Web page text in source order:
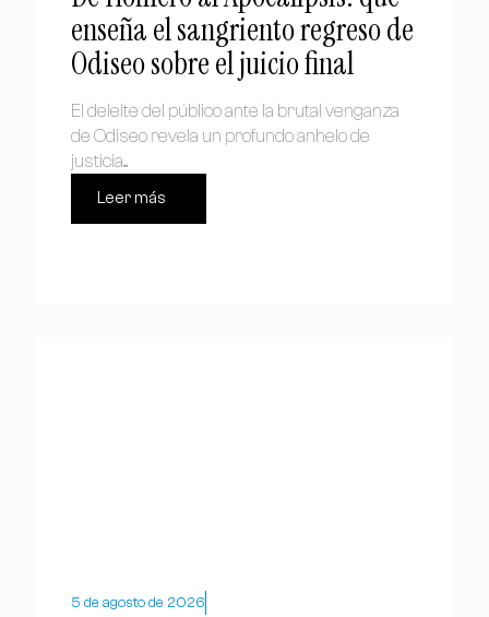
enseña el sangriento regreso de
Odiseo sobre el juicio final
El deleite del público ante la brutal venganza
de Odiseo revela un profundo anhelo de
justicia....
Leer más
5 de agosto de 2026